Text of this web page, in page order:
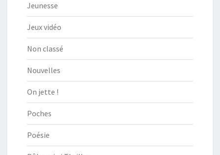
Jeunesse
Jeux vidéo
Non classé
Nouvelles
On jette !
Poches
Poésie